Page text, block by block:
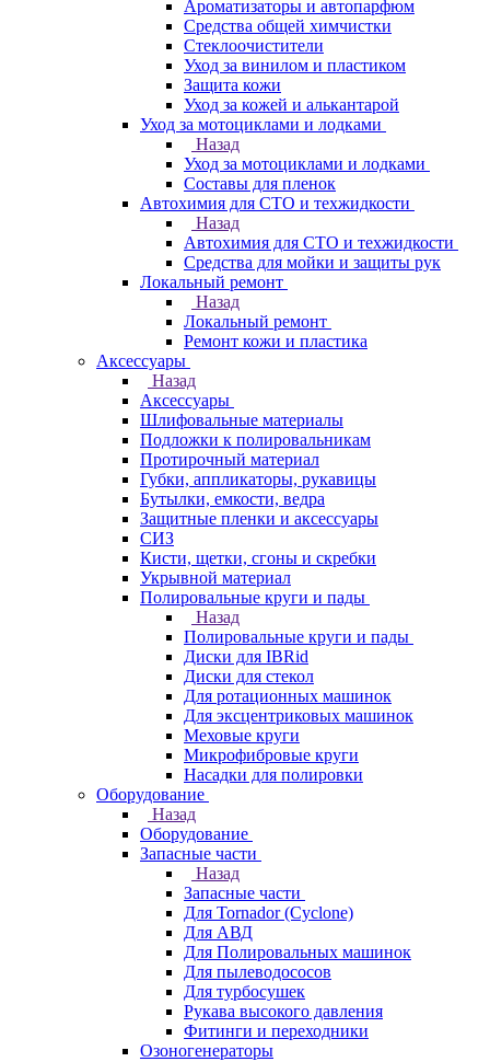
Ароматизаторы и автопарфюм
Средства общей химчистки
Стеклоочистители
Уход за винилом и пластиком
Защита кожи
Уход за кожей и алькантарой
Уход за мотоциклами и лодками
Назад
Уход за мотоциклами и лодками
Составы для пленок
Автохимия для СТО и техжидкости
Назад
Автохимия для СТО и техжидкости
Средства для мойки и защиты рук
Локальный ремонт
Назад
Локальный ремонт
Ремонт кожи и пластика
Аксессуары
Назад
Аксессуары
Шлифовальные материалы
Подложки к полировальникам
Протирочный материал
Губки, аппликаторы, рукавицы
Бутылки, емкости, ведра
Защитные пленки и аксессуары
СИЗ
Кисти, щетки, сгоны и скребки
Укрывной материал
Полировальные круги и пады
Назад
Полировальные круги и пады
Диски для IBRid
Диски для стекол
Для ротационных машинок
Для эксцентриковых машинок
Меховые круги
Микрофибровые круги
Насадки для полировки
Оборудование
Назад
Оборудование
Запасные части
Назад
Запасные части
Для Tornador (Cyclone)
Для АВД
Для Полировальных машинок
Для пылеводососов
Для турбосушек
Рукава высокого давления
Фитинги и переходники
Озоногенераторы